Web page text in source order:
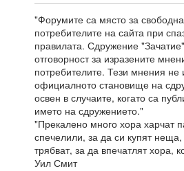
"Форумите са място за
потребителите на сайта при
правилата. Сдружение
отговорност за изразените
потребителите. Тези мнения не
официалното становище на
освен в случаите, когато са
името на сдружението."
"Прекалено много хора харчат
спечелили, за да си купят
трябват, за да впечатлят хора,
Уил Смит